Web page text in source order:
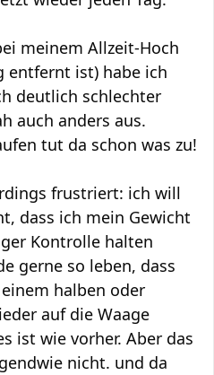
meinem Allzeit-Hoch
entfernt ist) habe ich
deutlich schlechter
auch anders aus.
tut da schon was zu!
frustriert: ich will
dass ich mein Gewicht
Kontrolle halten
gerne so leben, dass
halben oder
auf die Waage
ist wie vorher. Aber das
nicht. und da